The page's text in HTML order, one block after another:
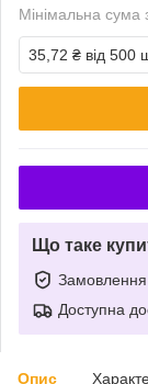
Мінімальна
35,72 ₴ від 500
Що таке
Замовлення
Доступна
Опис